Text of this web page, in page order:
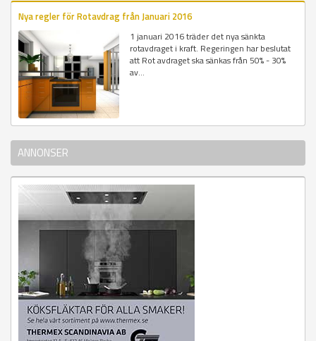
Nya regler för Rotavdrag från Januari 2016
1 januari 2016 träder det nya sänkta
rotavdraget i kraft. Regeringen har beslutat
att Rot avdraget ska sänkas från 50% - 30%
av...
ANNONSER